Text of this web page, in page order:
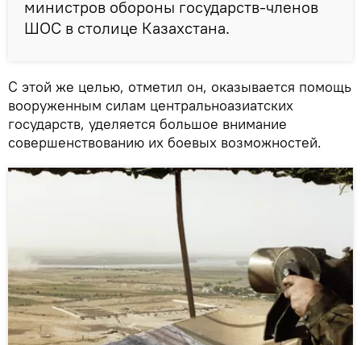
министров обороны государств-членов
ШОС в столице Казахстана.
С этой же целью, отметил он, оказывается помощь
вооруженным силам центральноазиатских
государств, уделяется большое внимание
совершенствованию их боевых возможностей.